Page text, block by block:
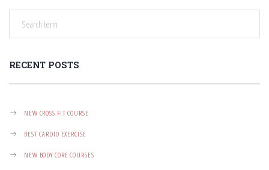
G
A
I
O
N
RECENT POSTS
NEW CROSS FIT COURSE
BEST CARDIO EXERCISE
NEW BODY CORE COURSES